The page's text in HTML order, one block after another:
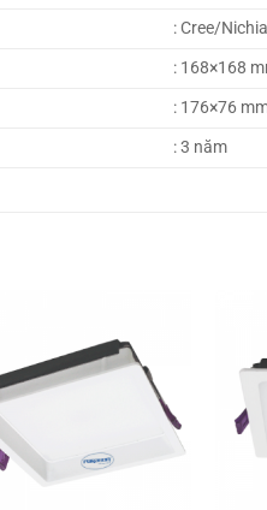
: Cree/Nichia
: 168×168
: 176×76
: 3 năm